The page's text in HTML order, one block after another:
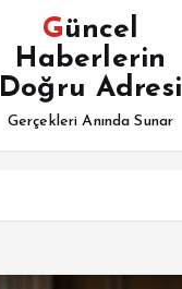
Güncel
Haberlerin
Doğru Adresi
Gerçekleri Anında Sunar